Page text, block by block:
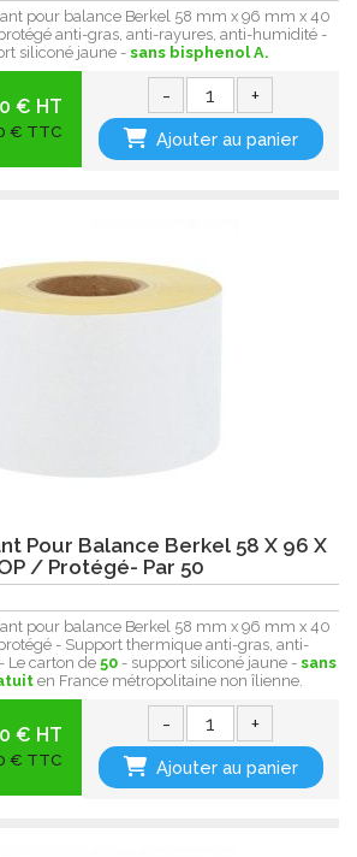
pour balance Berkel 58 mm x 96 mm x 40
anti-gras, anti-rayures, anti-humidité -
siliconé jaune - sans bisphenol A.
€ HT
€ TTC
- +
Ajouter au panier
Pour Balance Berkel 58 X 96 X
/ Protégé- Par 50
pour balance Berkel 58 mm x 96 mm x 40
- Support thermique anti-gras, anti-
Le carton de 50 - support siliconé jaune - sans
en France métropolitaine non îlienne.
€ HT
€ TTC
- +
Ajouter au panier